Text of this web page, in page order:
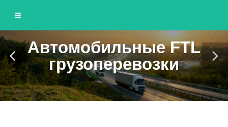
ЮНИТТРАНС
Грузоперевозки по Москве и области
Автомобильные FTL
грузоперевозки